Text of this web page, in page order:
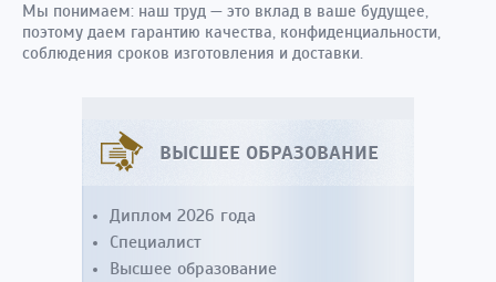
Мы понимаем: наш труд — это вклад в ваше будущее,
поэтому даем гарантию качества, конфиденциальности,
соблюдения сроков изготовления и доставки.
ВЫСШЕЕ ОБРАЗОВАНИЕ
Диплом 2026 года
Специалист
Высшее образование